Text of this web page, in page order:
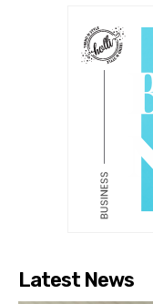
Latest News